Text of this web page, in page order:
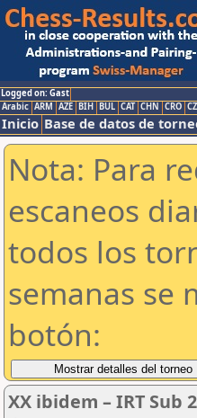
Logged on: Gast
Arabic ARM AZE BIH BUL CAT CHN CRO
Inicio Base de datos de
Nota: Para
escaneos
todos los
semanas se
botón:
XX ibidem – IRT Sub